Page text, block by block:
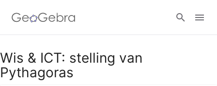
Google Classroom
Wis & ICT: stelling van
Pythagoras